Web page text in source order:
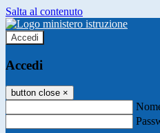
Salta al contenuto
Accedi
Accedi
button close ×